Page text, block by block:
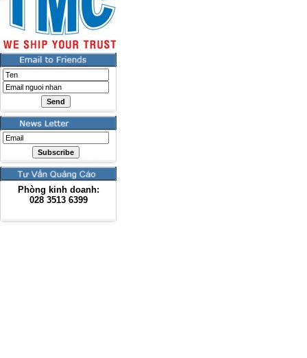
Phòng kinh doanh:
028 3513 6399